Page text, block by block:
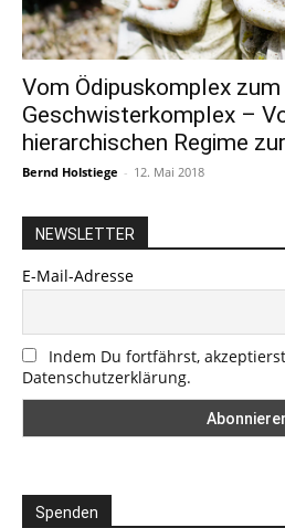
Vom Ödipuskomplex zum
Geschwisterkomplex –
hierarchischen Regime
Bernd Holstiege - 12. Mai 2018
NEWSLETTER
E-Mail-Adresse
Indem Du fortfährst,
Datenschutzerklärung.
Spenden